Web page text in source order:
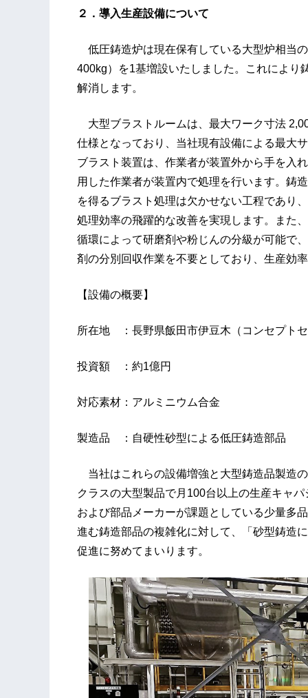
２．導入生産設備について
低圧鋳造炉は現在保有している大型炉相当
400kg）を1基増設いたしました。これにより
解消します。
大型ブラストルームは、最大ワーク寸法
仕様となっており、当社現有設備による最大
ブラスト装置は、作業者が装置外から手を入
用した作業者が装置内で処理を行います。鋳
を得るブラスト処理は欠かせない工程であり
処理効率の飛躍的な改善を実現します。また
循環によって研磨剤や粉じんの分級が可能で
剤の分別回収作業を不要としており、生産効
【設備の概要】
所在地 ：長野県飯田市伊豆木（コンセプト
投資額 ：約1億円
対応素材：アルミニウム合金
製造品 ：自硬性砂型による低圧鋳造部品
当社はこれらの設備増強と大型鋳造品製造
クラスの大型製品で月100台以上の生産キャ
および部品メーカーが課題としている少量多
進む鋳造部品の複雑化に対して、「砂型鋳造
促進に努めてまいります。